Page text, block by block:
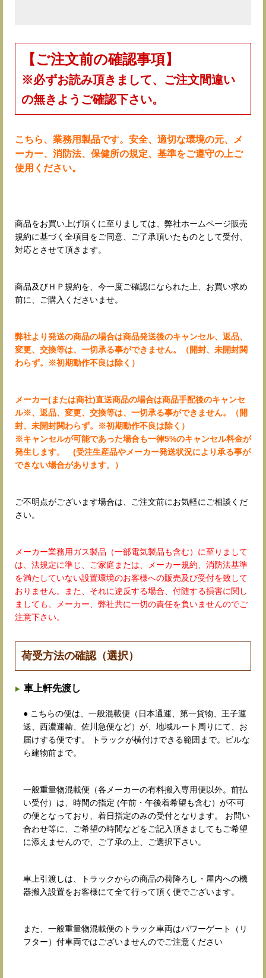
【ご注文前の確認事項】
※必ずお読み頂きまして、ご注文間違い
の無きようご確認下さい。
こちら、業務用製品です。安全、適切な環境の元、メ
ーカー、消防法、保健所の規定、基準をご遵守の上ご
使用ください。
商品をお買い上げ頂くに至りましては、弊社ホームページ販売
規約に基づく全項目をご同意、ご了承頂いたものとして受付、
対応とさせて頂きます。
商品及びＨＰ規約を、今一度ご確認になられた上、お買い求め
前に、ご購入くださいませ。
弊社より発送の商品の場合は商品発送後のキャンセル、返品、
変更、交換等は、一切承る事ができません。（開封、未開封関
わらず。※初期動作不良は除く）
メーカー(または商社)直送商品の場合は商品手配後のキャンセ
ル※、返品、変更、交換等は、一切承る事ができません。（開
封、未開封関わらず。※初期動作不良は除く）
※キャンセルが可能であった場合も一律5%のキャンセル料金が
発生します。 (受注生産品やメーカー発送状況により承る事が
できない場合があります。）
ご不明点がございます場合は、ご注文前にお気軽にご相談くだ
さい。
メーカー業務用ガス製品（一部電気製品も含む）に至りまして
は、法規定に準じ、ご家庭または、メーカー規約、消防法基準
を満たしていない設置環境のお客様への販売及び受付を致して
おりません。また、それに違反する場合、付随する損害に関し
ましても、メーカー、弊社共に一切の責任を負いませんのでご
注意下さい。
荷受方法の確認（選択）
車上軒先渡し
● こちらの便は、一般混載便（日本通運、第一貨物、王子運
送、西濃運輸、佐川急便など）が、地域ルート周りにて、お
届けする便です。 トラックが横付けできる範囲まで。ビルな
ら建物前まで。
一般重量物混載便（各メーカーの有料搬入専用便以外。前払
い受付）は、時間の指定 (午前・午後着希望も含む）が不可
の便となっており、着日指定のみの受付となります。 お問い
合わせ等に、ご希望の時間などをご記入頂きましてもご希望
に添えませんので、ご了承の上、ご選択下さい。
車上引渡しは、トラックからの商品の荷降ろし・屋内への機
器搬入設置をお客様にて全て行って頂く便でございます。
また、一般重量物混載便のトラック車両はパワーゲート（リ
フター）付車両ではございませんのでご注意ください